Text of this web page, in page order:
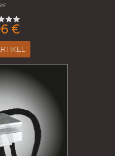
€